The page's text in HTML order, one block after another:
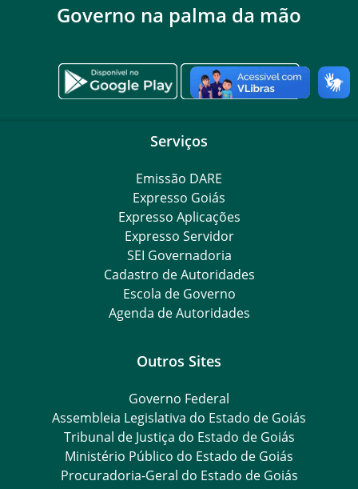
Governo na palma da mão
Serviços
Emissão DARE
Expresso Goiás
Expresso Aplicações
Expresso Servidor
SEI Governadoria
Cadastro de Autoridades
Escola de Governo
Agenda de Autoridades
Outros Sites
Governo Federal
Assembleia Legislativa do Estado de Goiás
Tribunal de Justiça do Estado de Goiás
Ministério Público do Estado de Goiás
Procuradoria-Geral do Estado de Goiás